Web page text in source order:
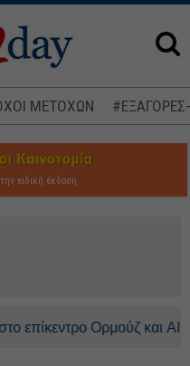
ΜΕΤΟΧΩΝ
την ειδική έκδοση
Ορμούζ και AI -